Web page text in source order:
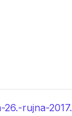
rujna-